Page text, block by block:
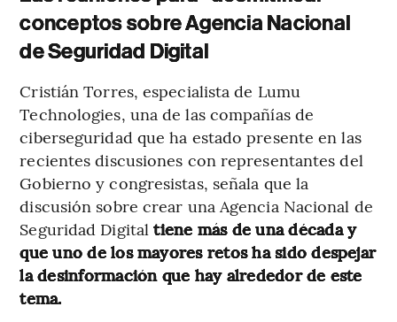
conceptos sobre Agencia Nacional
de Seguridad Digital
Cristián Torres, especialista de Lumu
Technologies, una de las compañías de
ciberseguridad que ha estado presente en las
recientes discusiones con representantes del
Gobierno y congresistas, señala que la
discusión sobre crear una Agencia Nacional de
Seguridad Digital tiene más de una década y
que uno de los mayores retos ha sido despejar
la desinformación que hay alrededor de este
tema.